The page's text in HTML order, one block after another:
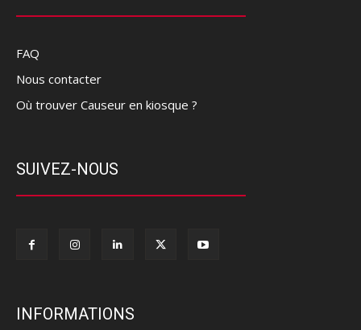
FAQ
Nous contacter
Où trouver Causeur en kiosque ?
SUIVEZ-NOUS
INFORMATIONS